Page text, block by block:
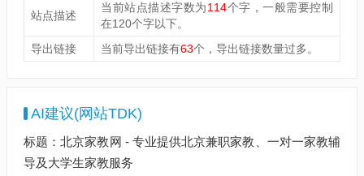
站点描述
当前站点描述字数为114个字，一般需要控制
在120个字以下。
导出链接
当前导出链接有63个，导出链接数量过多。
AI建议(网站TDK)
标题：北京家教网 - 专业提供北京兼职家教、一对一家教辅
导及大学生家教服务